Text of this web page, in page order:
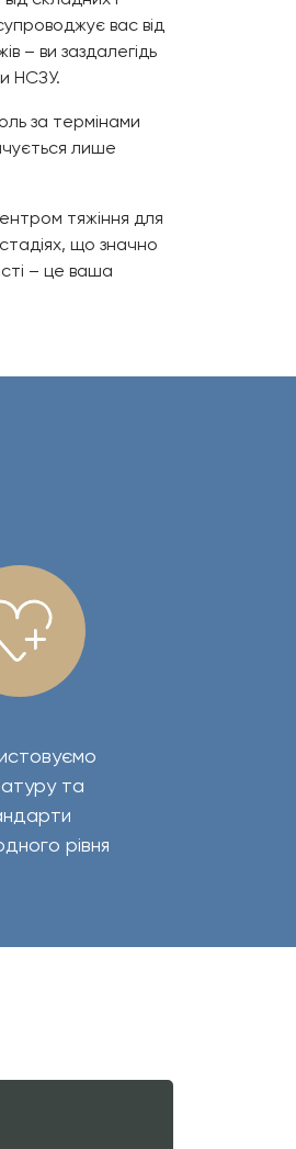
вас від
– ви заздалегідь
НСЗУ.
за термінами
лише
тяжіння для
що значно
– це ваша
та
рівня